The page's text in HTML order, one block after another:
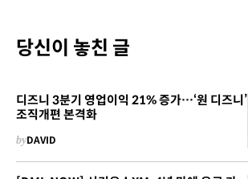
당신이 놓친 글
디즈니 3분기 영업이익 21% 증가…‘원 디즈니’
조직개편 본격화
byDAVID